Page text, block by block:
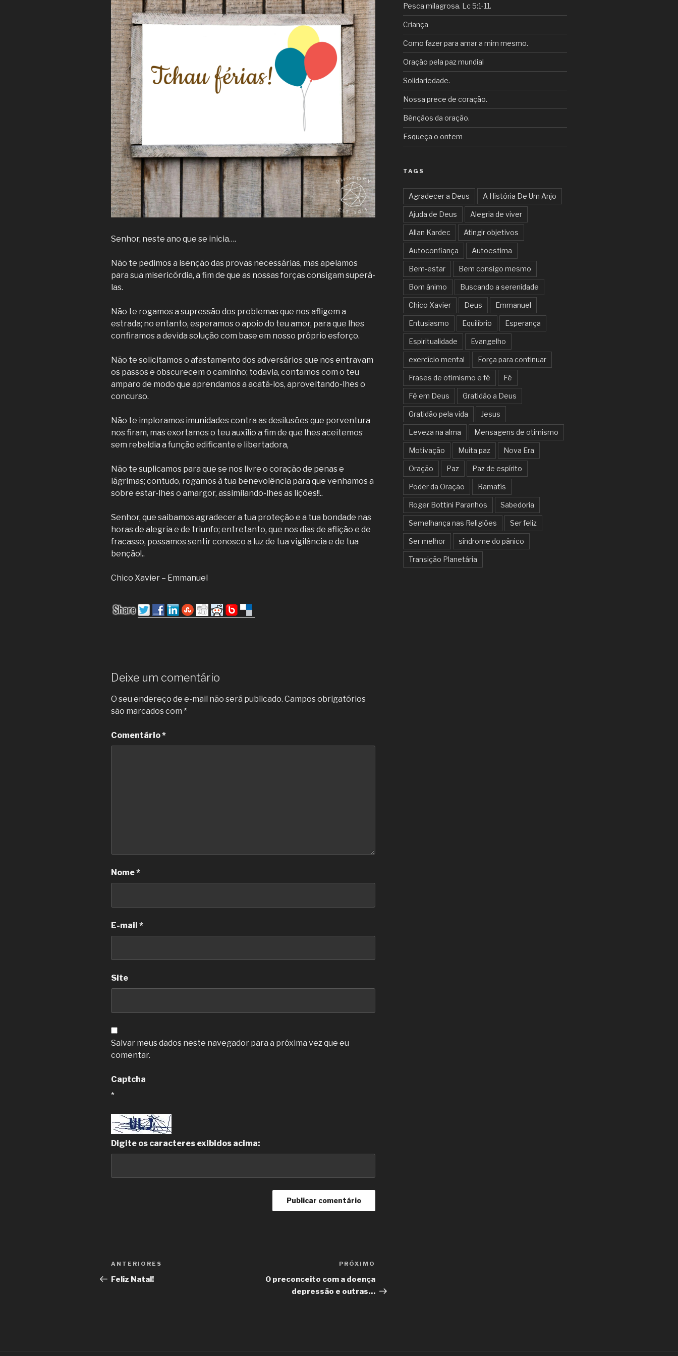
Senhor, neste ano que se inicia….
Não te pedimos a isenção das provas necessárias, mas apelamos
para sua misericórdia, a fim de que as nossas forças consigam superá-
las.
Não te rogamos a supressão dos problemas que nos afligem a
estrada; no entanto, esperamos o apoio do teu amor, para que lhes
confiramos a devida solução com base em nosso próprio esforço.
Não te solicitamos o afastamento dos adversários que nos entravam
os passos e obscurecem o caminho; todavia, contamos com o teu
amparo de modo que aprendamos a acatá-los, aproveitando-lhes o
concurso.
Não te imploramos imunidades contra as desilusões que porventura
nos firam, mas exortamos o teu auxílio a fim de que lhes aceitemos
sem rebeldia a função edificante e libertadora,
Não te suplicamos para que se nos livre o coração de penas e
lágrimas; contudo, rogamos à tua benevolência para que venhamos a
sobre estar-lhes o amargor, assimilando-lhes as lições!!..
Senhor, que saibamos agradecer a tua proteção e a tua bondade nas
horas de alegria e de triunfo; entretanto, que nos dias de aflição e de
fracasso, possamos sentir conosco a luz de tua vigilância e de tua
benção!..
Chico Xavier – Emmanuel
Deixe um comentário
O seu endereço de e-mail não será publicado. Campos obrigatórios
são marcados com *
Comentário*
Nome*
E-mail *
Site
Salvar meus dados neste navegador para a próxima vez que eu
comentar.
Captcha
*
Digite os caracteres exibidos acima:
Navegação
de
Post
anterior
ANTERIORES
Feliz Natal!
post
PRÓXIMO
O preconceito com a doença
depressão e outras…
Pesca milagrosa. Lc 5:1-11.
Criança
Como fazer para amar a mim mesmo.
Oração pela paz mundial
Solidariedade.
Nossa prece de coração.
Bênçãos da oração.
Esqueça o ontem
TAGS
Agradecer a Deus A História De Um Anjo
Ajuda de Deus Alegria de viver
Allan Kardec Atingir objetivos
Autoconfiança Autoestima
Bem-estar Bem consigo mesmo
Bom ânimo Buscando a serenidade
Chico Xavier Deus Emmanuel
Entusiasmo Equilíbrio Esperança
Espiritualidade Evangelho
exercício mental Força para continuar
Frases de otimismo e fé Fé
Fé em Deus Gratidão a Deus
Gratidão pela vida Jesus
Leveza na alma Mensagens de otimismo
Motivação Muita paz Nova Era
Oração Paz Paz de espírito
Poder da Oração Ramatís
Roger Bottini Paranhos Sabedoria
Semelhança nas Religiões Ser feliz
Ser melhor síndrome do pânico
Transição Planetária